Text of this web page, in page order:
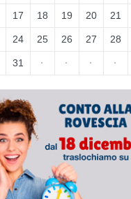
17 18 19 20 21
24 25 26 27 28
31 · · · ·